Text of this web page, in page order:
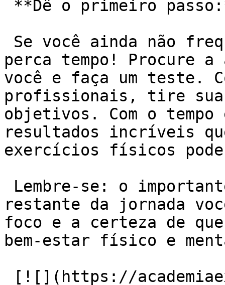
perca tempo! Procure a
você e faça um teste.
profissionais, tire
objetivos. Com o
resultados incríveis
exercícios físicos
restante da jornada
foco e a certeza de
bem-estar físico e